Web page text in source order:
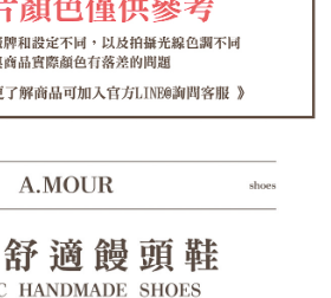
欲退款等相關疑問，請聯繫「AFTEE先享後付
公司提供之「AFTEE先享後付」服務完成之交
提供個人資料，並將交易相關給付款項請求債
請瀏覽以下網址：
時，將依據個別帳號之用戶狀況，依本公司即
若仍有額度不足之情形，本公司將視審查結果
含以上)免運費
含以上)免運費
含以上)免運費
查看運費